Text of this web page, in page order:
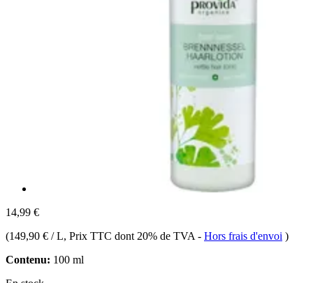
14,99 €
(149,90 € / L, Prix TTC dont 20% de TVA - Hors frais d'envoi )
Contenu: 100 ml